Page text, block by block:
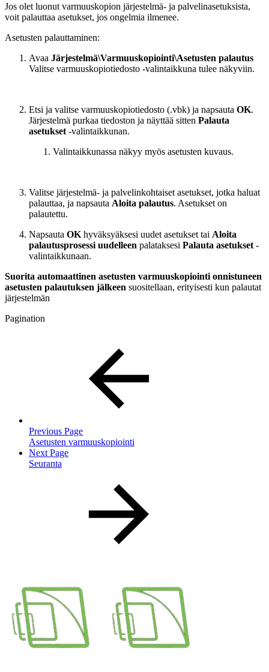
Jos olet luonut varmuuskopion järjestelmä- ja palvelinasetuksista,
voit palauttaa asetukset, jos ongelmia ilmenee.
Asetusten palauttaminen:
Avaa Järjestelmä\Varmuuskopiointi\Asetusten palautus
Valitse varmuuskopiotiedosto -valintaikkuna tulee näkyviin.
Etsi ja valitse varmuuskopiotiedosto (.vbk) ja napsauta OK.
Järjestelmä purkaa tiedoston ja näyttää sitten Palauta
asetukset -valintaikkunan.
Valintaikkunassa näkyy myös asetusten kuvaus.
Valitse järjestelmä- ja palvelinkohtaiset asetukset, jotka haluat
palauttaa, ja napsauta Aloita palautus. Asetukset on
palautettu.
Napsauta OK hyväksyäksesi uudet asetukset tai Aloita
palautusprosessi uudelleen palataksesi Palauta asetukset -
valintaikkunaan.
Suorita automaattinen asetusten varmuuskopiointi onnistuneen
asetusten palautuksen jälkeen suositellaan, erityisesti kun palautat
järjestelmän
Pagination
Previous Page
Asetusten varmuuskopiointi
Next Page
Seuranta